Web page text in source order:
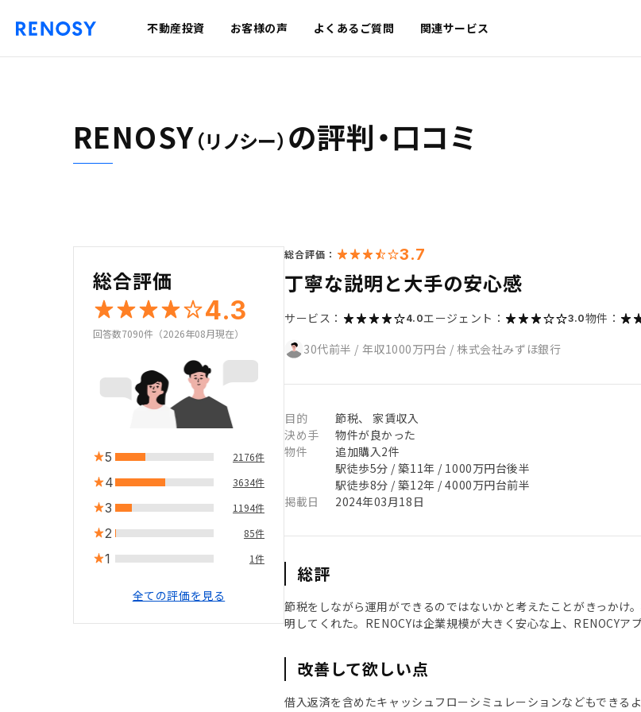
不動産投資 お客様の声 よくあるご質問 関連サービス
RENOSY（リノシー） の評判・口コミ
総合評価
4.3
回答数7090件（2026年08月現在）
5 2176件
4 3634件
3 1194件
2 85件
1 1件
全ての評価を見る
総合評価： 3.7
丁寧な説明と大手の安心感
サービス： 4.0エージェント： 3.0物件：
30代前半 / 年収1000万円台 / 株式会社みずほ銀行
目的
節税、 家賃収入
決め手
物件が良かった
物件
追加購入2件
駅徒歩5分 / 築11年 / 1000万円台後半
駅徒歩8分 / 築12年 / 4000万円台前半
掲載日
2024年03月18日
総評
節税をしながら運用ができるのではないかと考えたことがきっかけ
明してくれた。RENOCYは企業規模が大きく安心な上、RENOCYア
改善して欲しい点
借入返済を含めたキャッシュフローシミュレーションなどもできるよ